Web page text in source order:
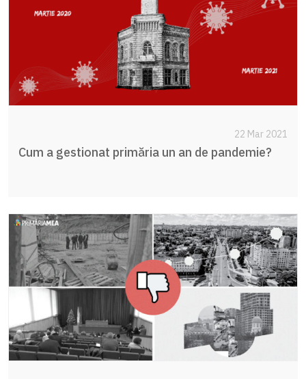
22 Mar 2021
Cum a gestionat primăria un an de pandemie?